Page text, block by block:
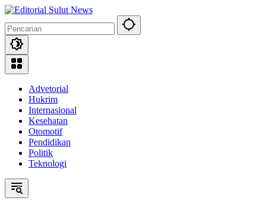
Langsung
konten
Advetorial
Hukrim
Internasional
Kesehatan
Otomotif
Pendidikan
Politik
Teknologi